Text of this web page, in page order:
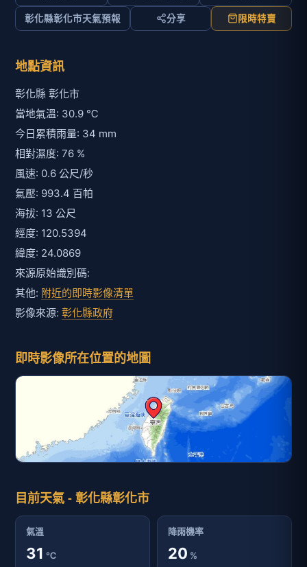
彰化縣彰化市天氣預報 分享 限時特賣
地點資訊
彰化縣 彰化市
當地氣溫: 30.9 ℃
今日累積雨量: 34 mm
相對濕度: 76 %
風速: 0.6 公尺/秒
氣壓: 993.4 百帕
海拔: 13 公尺
經度: 120.5394
緯度: 24.0869
來源原始識別碼:
其他: 附近的即時影像清單
影像來源: 彰化縣政府
即時影像所在位置的地圖
目前天氣 - 彰化縣彰化市
氣溫
31 ℃
降雨機率
20 %